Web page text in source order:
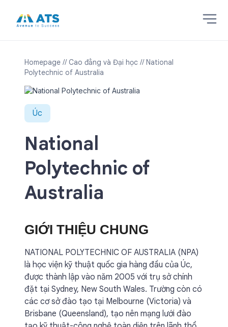
Homepage // Cao đẳng và Đại học // National
Polytechnic of Australia
Úc
National
Polytechnic of
Australia
GIỚI THIỆU CHUNG
NATIONAL POLYTECHNIC OF AUSTRALIA (NPA)
là học viện kỹ thuật quốc gia hàng đầu của Úc,
được thành lập vào năm 2005 với trụ sở chính
đặt tại Sydney, New South Wales. Trường còn có
các cơ sở đào tạo tại Melbourne (Victoria) và
Brisbane (Queensland), tạo nên mạng lưới đào